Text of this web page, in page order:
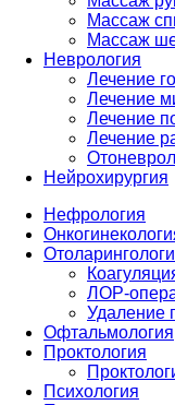
Массаж
Массаж
Неврология
Лечение
Лечение
Лечение
Лечение
Нейрохирургия
Нефрология
ЛОР-
Удаление
Офтальмология
Проктология
Психология